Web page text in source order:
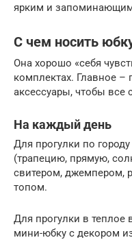
ярким и
С чем носить
Она хорошо «себя
комплектах. Главное –
аксессуары, чтобы все
На каждый день
Для прогулки по
(трапецию, прямую,
свитером, джемпером,
топом.
Для прогулки в
мини-юбку с декором